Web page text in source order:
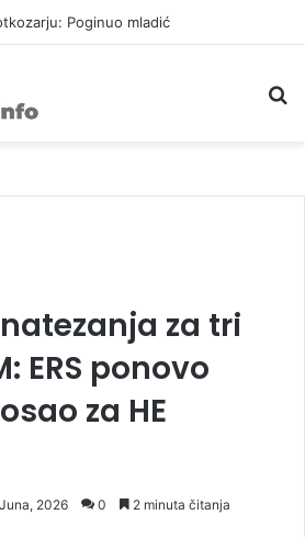
Poginuo mladić
za tri
ERS ponovo
za HE
2026 0 2 minuta čitanja